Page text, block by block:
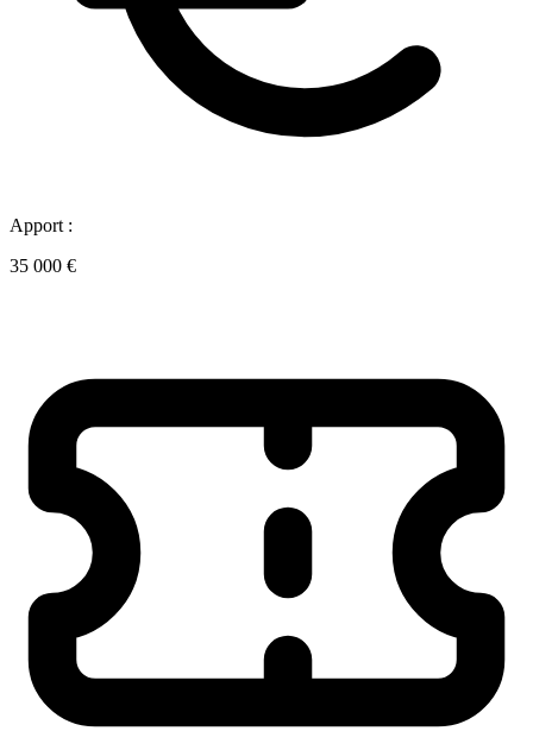
Apport :
35 000 €